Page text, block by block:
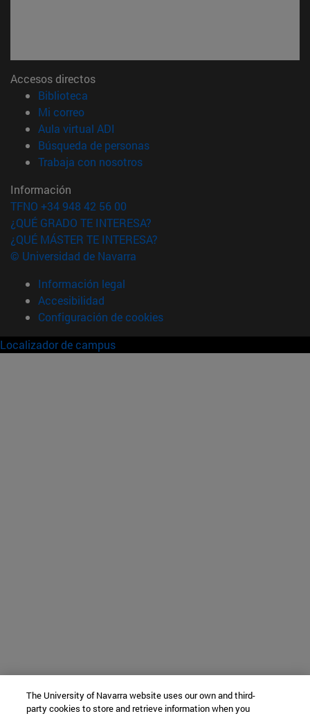
Accesos directos
Biblioteca
Mi correo(abre en nueva ventana)
Aula virtual ADI
Búsqueda de personas(abre en nueva ventana)
Trabaja con nosotros(abre en nueva ventana)
Información
TFNO +34 948 42 56 00
¿QUÉ GRADO TE INTERESA?
¿QUÉ MÁSTER TE INTERESA?
© Universidad de Navarra
Información legal
Accesibilidad
Configuración de cookies
Localizador de campus
The University of Navarra website uses our own and third-
party cookies to store and retrieve information when you